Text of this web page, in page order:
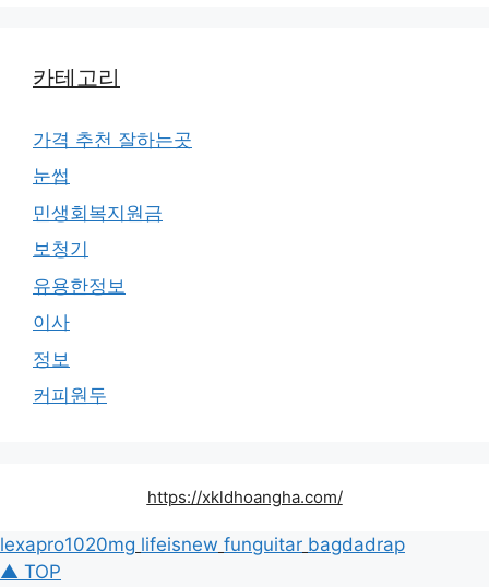
카테고리
가격 추천 잘하는곳
눈썹
민생회복지원금
보청기
유용한정보
이사
정보
커피원두
https://xkldhoangha.com/
lexapro1020mg lifeisnew funguitar bagdadrap
▲ TOP